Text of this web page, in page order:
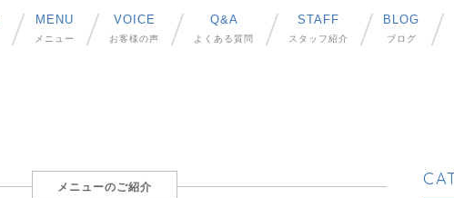
MENU
メニュー
VOICE
お客様の声
Q&A
よくある質問
STAFF
スタッフ紹介
BLOG
ブログ
メニューのご紹介